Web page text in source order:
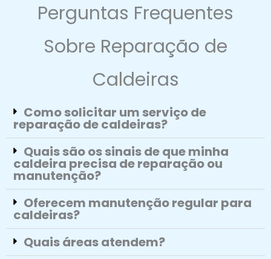
Perguntas Frequentes
Sobre Reparação de
Caldeiras
Como solicitar um serviço de
reparação de caldeiras?
Quais são os sinais de que minha
caldeira precisa de reparação ou
manutenção?
Oferecem manutenção regular para
caldeiras?
Quais áreas atendem?